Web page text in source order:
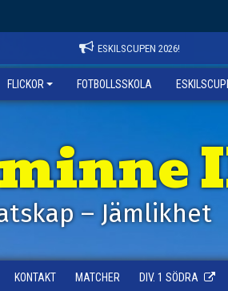
ESKILSCUPEN 2026!
FLICKOR FOTBOLLSSKOLA
– Jämlikhet
KONTAKT MATCHER DIV. 1 SÖDRA